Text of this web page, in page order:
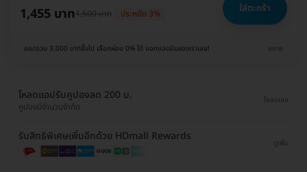
1,455 บาท1,500 บาท ประหยัด 3% ใส่ตะกร้า
ยอดรวม 3,000 บาทขึ้นไป เลือกผ่อน 0% ได้ บอกแอดมินของเราเลย! ขยาย
โหลดแอปรับคูปองลด 200 บ.
คูปองมีจำนวนจำกัด
โหลดเลย
รับสิทธิพิเศษเพิ่มอีกด้วย HDmall Rewards
ดูเพิ่ม